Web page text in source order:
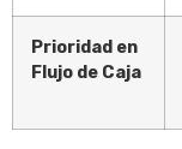
Prioridad en
Flujo de Caja